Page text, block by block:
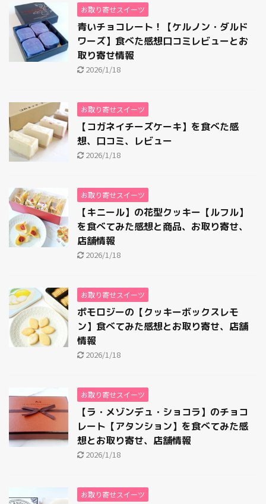
お取り寄せスイーツ
青いチョコレート！【ケルノン・ダルド
ワーズ】食べた感想口コミレビューとお
取り寄せ情報
2026/1/18
お取り寄せスイーツ
【コガネイチーズケーキ】を食べた感
想、口コミ、レビュー
2026/1/18
お取り寄せスイーツ
【キニール】の花型クッキー【ルフル】
を食べてみた感想と商品、お取り寄せ、
店舗情報
2026/1/18
お取り寄せスイーツ
ポモロジーの【クッキーボックスレモ
ン】食べてみた感想とお取り寄せ、店舗
情報
2026/1/18
お取り寄せスイーツ
【ラ・メゾンデュ・ショコラ】のチョコ
レート【アタンション】を食べてみた感
想とお取り寄せ、店舗情報
2026/1/18
お取り寄せスイーツ